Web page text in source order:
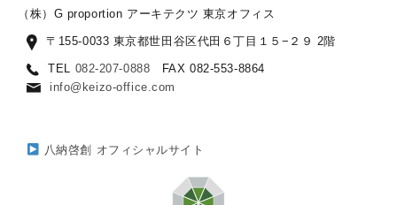
（株）G proportion アーキテクツ 東京オフィス
〒155-0033 東京都世田谷区代田６丁目１５−２９ 2階
TEL 082-207-0888 FAX 082-553-8864
info@keizo-office.com
八納啓創 オフィシャルサイト